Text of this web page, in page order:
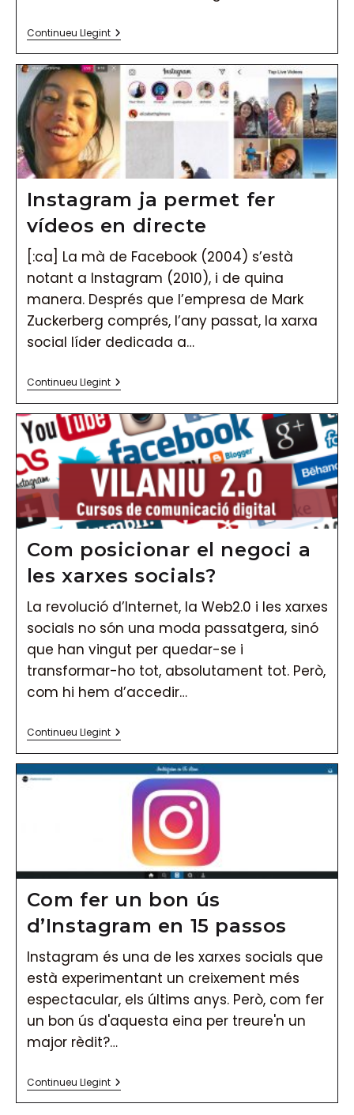
Continueu LlegintJa
Pots
Guardar
Fotos
Vídeos
D’Instagram
Instagram ja permet fer
vídeos en directe
[:ca] La mà de Facebook (2004) s’està
notant a Instagram (2010), i de quina
manera. Després que l’empresa de Mark
Zuckerberg comprés, l’any passat, la xarxa
social líder dedicada a…
Continueu LlegintInstagram
Ja
Permet
Fer
Vídeos
En
Directe
Com posicionar el negoci a
les xarxes socials?
La revolució d’Internet, la Web2.0 i les xarxes
socials no són una moda passatgera, sinó
que han vingut per quedar-se i
transformar-ho tot, absolutament tot. Però,
com hi hem d’accedir…
Continueu LlegintCom
Posicionar
El
Negoci
Xarxes
Socials?
Com fer un bon ús
d’Instagram en 15 passos
Instagram és una de les xarxes socials que
està experimentant un creixement més
espectacular, els últims anys. Però, com fer
un bon ús d'aquesta eina per treure'n un
major rèdit?…
Continueu LlegintCom
Fer
Un